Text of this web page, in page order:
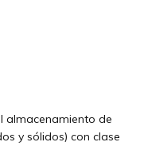
almacenamiento de
y sólidos) con clase